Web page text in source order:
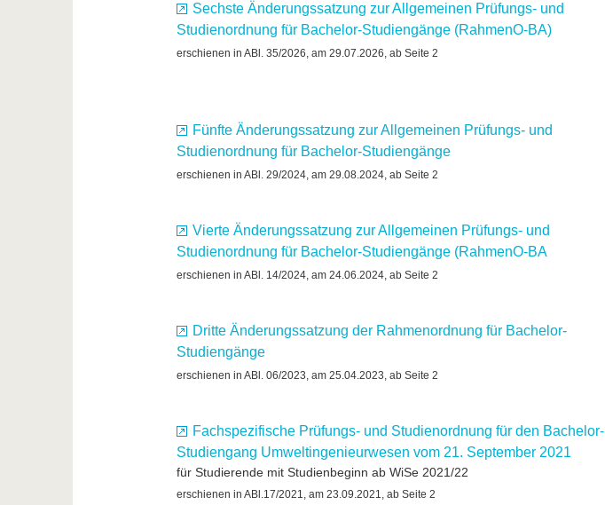
Sechste Änderungssatzung zur Allgemeinen Prüfungs- und
Studienordnung für Bachelor-Studiengänge (RahmenO-BA)
erschienen in ABl. 35/2026, am 29.07.2026, ab Seite 2
Fünfte Änderungssatzung zur Allgemeinen Prüfungs- und
Studienordnung für Bachelor-Studiengänge
erschienen in ABl. 29/2024, am 29.08.2024, ab Seite 2
Vierte Änderungssatzung zur Allgemeinen Prüfungs- und
Studienordnung für Bachelor-Studiengänge (RahmenO-BA
erschienen in ABl. 14/2024, am 24.06.2024, ab Seite 2
Dritte Änderungssatzung der Rahmenordnung für Bachelor-
Studiengänge
erschienen in ABl. 06/2023, am 25.04.2023, ab Seite 2
Fachspezifische Prüfungs- und Studienordnung für den Bachelor-
Studiengang Umweltingenieurwesen vom 21. September 2021
für Studierende mit Studienbeginn ab WiSe 2021/22
erschienen in ABl.17/2021, am 23.09.2021, ab Seite 2